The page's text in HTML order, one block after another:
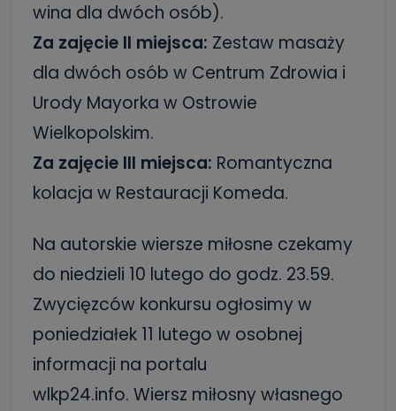
wina dla dwóch osób).
Za zajęcie II miejsca: Zestaw masaży
dla dwóch osób w Centrum Zdrowia i
Urody Mayorka w Ostrowie
Wielkopolskim.
Za zajęcie III miejsca: Romantyczna
kolacja w Restauracji Komeda.
Na autorskie wiersze miłosne czekamy
do niedzieli 10 lutego do godz. 23.59.
Zwycięzców konkursu ogłosimy w
poniedziałek 11 lutego w osobnej
informacji na portalu
wlkp24.info. Wiersz miłosny własnego